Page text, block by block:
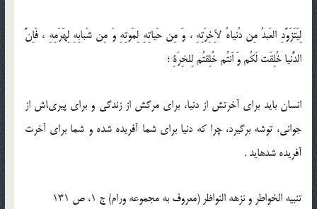
لِيَتَزَوَّدِ العَبدُ مِن دُنياهُ لآِخِرَتِهِ ، وَ مِن حَياتِهِ لِمَوتِهِ وَ مِن شَبابِهِ لِهَرَمِهِ ، فَاِنَّ
الدُّنيا خُلِقَت لَكُم وَ اَنتُم خُلِقتُم لِلخِرَةِ ؛
انسان بايد براى آخرتش از دنيا، براى مرگش از زندگى و براى پيرى‏اش از
جوانى، توشه برگيرد، چرا كه دنيا براى شما آفريده شده و شما براى آخرت
آفريده شده‏ايد .
تنبيه الخواطر و نزهه النواظر (معروف به مجموعه ورام) ج 1، ص 131